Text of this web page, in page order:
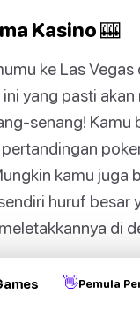
Kasino 🎰
ke Las Vegas
yang pasti
senang! Kamu
kamu juga
huruf besar
di
👋Pemula